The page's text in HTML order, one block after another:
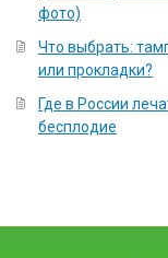
фото)
Что выбрать:
или прокладки?
Где в России
бесплодие